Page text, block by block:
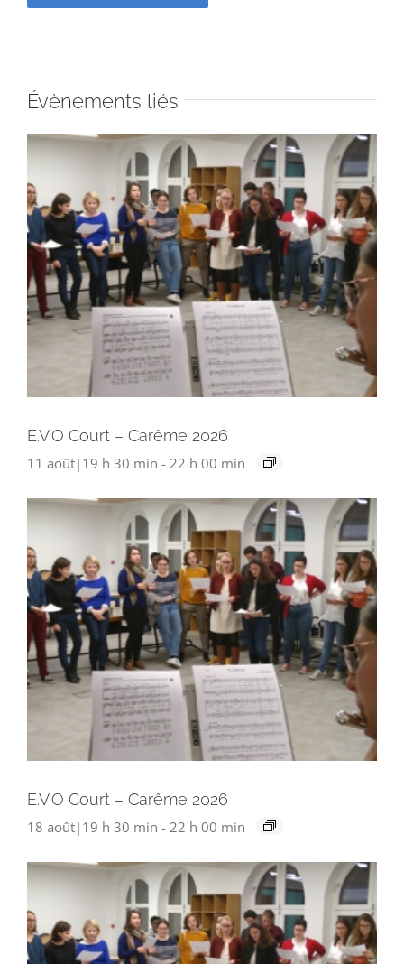
Évènements liés
E.V.O Court – Carême 2026
11 août|19 h 30 min - 22 h 00 min
E.V.O Court – Carême 2026
18 août|19 h 30 min - 22 h 00 min